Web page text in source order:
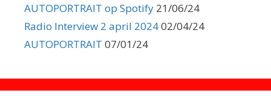
AUTOPORTRAIT op Spotify 21/06/24
Radio Interview 2 april 202402/04/24
AUTOPORTRAIT 07/01/24